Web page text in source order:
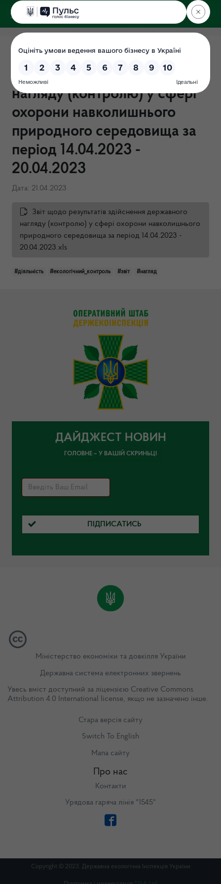
ДЕРЖЕКОІНСПЕКЦІЯ
Звітність щодо результатів
здійснення державного
нагляду (контролю) у сфері
охорони навколишнього
природного середовища за
період 14.04.2023 -
20.04.2023
Дата: 21.04.2023
Звіт щодо результатів здійснення державного
нагляду (контролю) у сфері охорони навколишнього
природного середовища за період 14.04.2023 -
20.04.2023.xls
#діяльність #екологічний_контроль #звіт #нагляд
ДАЙДЖЕСТ НОВИН
ГОЛОВНЕ – У ВАШІЙ СКРИНЬЦІ
ПІДПИСАТИСЬ
Міністерство економіки та довкілля України
Державна система електронних звернень
Увесь вміст доступний за ліцензією Creative Commons
Attribution 4.0 International license, якщо не зазначено інше.
Стара версія сайту
Switch To English
Мапа сайту
Про нас
Контакти
Урядова гаряча лінія "1545"
Copyright © 2023. Державна екологічна Інспекція України